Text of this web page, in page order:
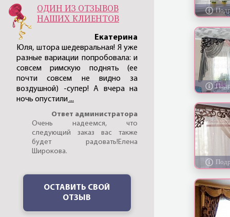
ОДИН ИЗ ОТЗЫВОВ
НАШИХ КЛИЕНТОВ
Екатерина
Юля, штора шедевральная! Я уже
разные вариации попробовала: и
совсем римскую поднять (ее
почти совсем не видно за
воздушной) -супер! А вчера на
ночь опустили...
Ответ администратора
Очень надеемся, что
следующий заказ вас также
будет радовать!Елена
Широкова.
ОСТАВИТЬ СВОЙ
ОТЗЫВ